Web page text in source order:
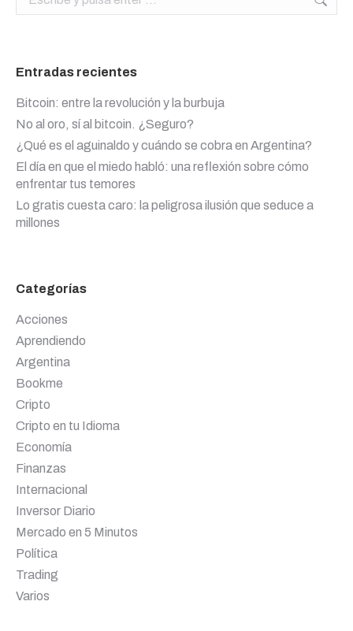
Entradas recientes
Bitcoin: entre la revolución y la burbuja
No al oro, sí al bitcoin. ¿Seguro?
¿Qué es el aguinaldo y cuándo se cobra en Argentina?
El día en que el miedo habló: una reflexión sobre cómo
enfrentar tus temores
Lo gratis cuesta caro: la peligrosa ilusión que seduce a
millones
Categorías
Acciones
Aprendiendo
Argentina
Bookme
Cripto
Cripto en tu Idioma
Economía
Finanzas
Internacional
Inversor Diario
Mercado en 5 Minutos
Política
Trading
Varios